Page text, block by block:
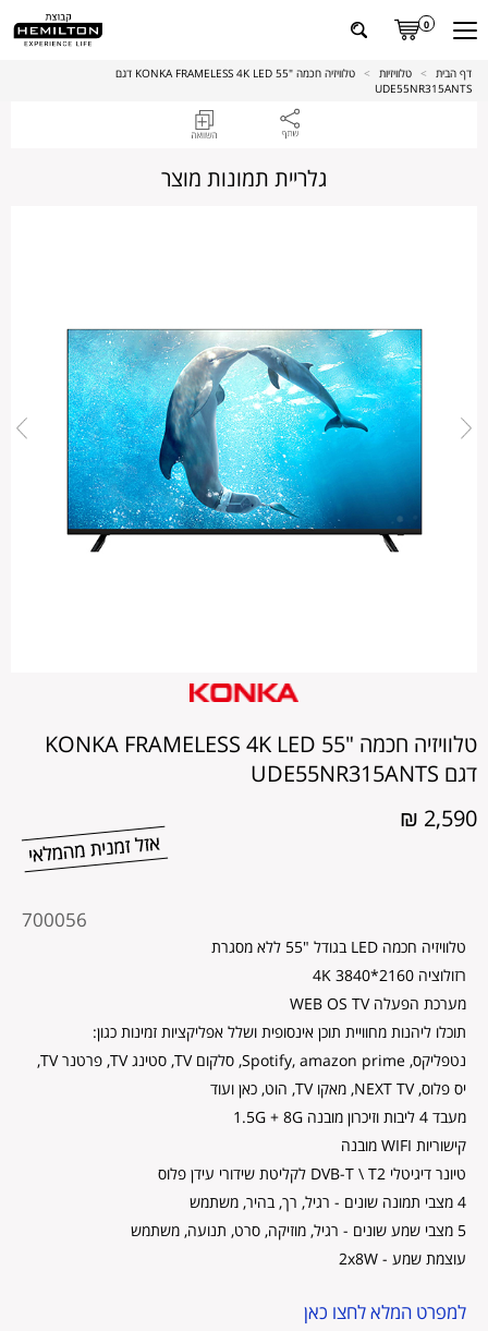
0
דף הבית > טלוויזיות >
טלוויזיה חכמה "55 KONKA FRAMELESS 4K LED דגם
UDE55NR315ANTS
טלוויזיה חכמה "55 KONKA FRAMELESS 4K LED
דגם UDE55NR315ANTS
2,590 ₪
700056
מוצר
טלוויזיה חכמה LED בגודל "55 ללא מסגרת
רזולוציה 4K 3840*2160
מערכת הפעלה WEB OS TV
תוכלו ליהנות מחוויית תוכן אינסופית ושלל אפליקציות זמינות כגון:
נטפליקס, Spotify, amazon prime, סלקום TV, סטינג TV, פרטנר TV,
יס פלוס, NEXT TV, מאקו TV, הוט, כאן ועוד
מעבד 4 ליבות וזיכרון מובנה 1.5G + 8G
קישוריות WIFI מובנה
טיונר דיגיטלי DVB-T \ T2 לקליטת שידורי עידן פלוס
4 מצבי תמונה שונים - רגיל, רך, בהיר, משתמש
5 מצבי שמע שונים - רגיל, מוזיקה, סרט, תנועה, משתמש
עוצמת שמע - 2x8W
למפרט המלא לחצו כאן
גלריית תמונות מוצר